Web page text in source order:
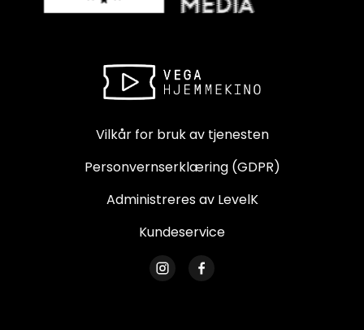
Vilkår for bruk av tjenesten
Personvernserklæring (GDPR)
Administreres av LevelK
Kundeservice